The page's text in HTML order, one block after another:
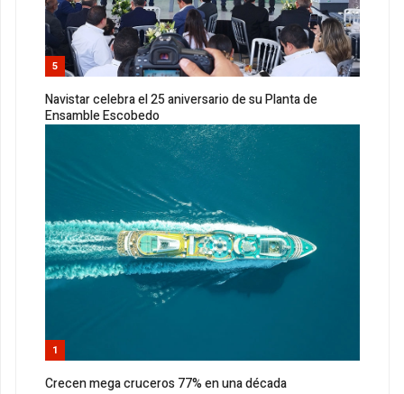
5
Navistar celebra el 25 aniversario de su Planta de
Ensamble Escobedo
1
Crecen mega cruceros 77% en una década